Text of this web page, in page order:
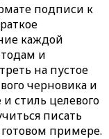
подписи к
каждой
и
на пустое
черновика и
стиль целевого
писать
примере.